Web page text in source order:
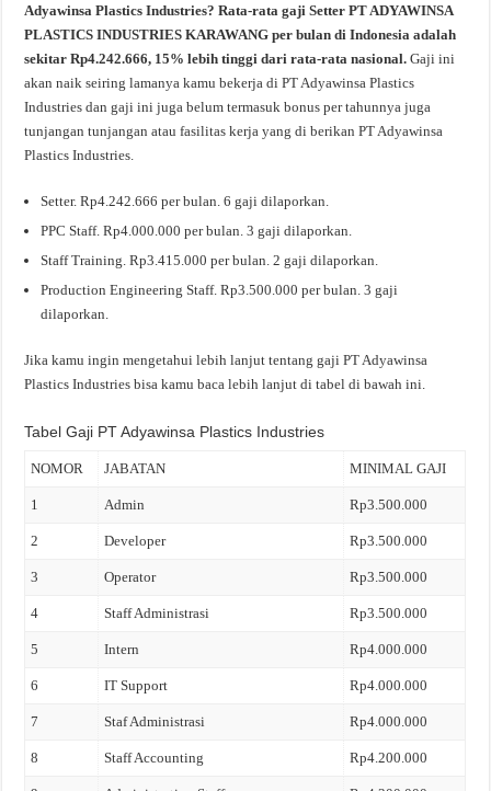
Adyawinsa Plastics Industries? Rata-rata gaji Setter PT ADYAWINSA
PLASTICS INDUSTRIES KARAWANG per bulan di Indonesia adalah
sekitar Rp4.242.666, 15% lebih tinggi dari rata-rata nasional.Gaji ini
akan naik seiring lamanya kamu bekerja di PT Adyawinsa Plastics
Industries dan gaji ini juga belum termasuk bonus per tahunnya juga
tunjangan tunjangan atau fasilitas kerja yang di berikan PT Adyawinsa
Plastics Industries.
Setter. Rp4.242.666 per bulan. 6 gaji dilaporkan.
PPC Staff. Rp4.000.000 per bulan. 3 gaji dilaporkan.
Staff Training. Rp3.415.000 per bulan. 2 gaji dilaporkan.
Production Engineering Staff. Rp3.500.000 per bulan. 3 gaji
dilaporkan.
Jika kamu ingin mengetahui lebih lanjut tentang gaji PT Adyawinsa
Plastics Industries bisa kamu baca lebih lanjut di tabel di bawah ini.
Tabel Gaji PT Adyawinsa Plastics Industries
NOMOR JABATAN MINIMAL GAJI
1 Admin Rp3.500.000
2 Developer Rp3.500.000
3 Operator Rp3.500.000
4 Staff Administrasi Rp3.500.000
5 Intern Rp4.000.000
6 IT Support Rp4.000.000
7 Staf Administrasi Rp4.000.000
8 Staff Accounting Rp4.200.000